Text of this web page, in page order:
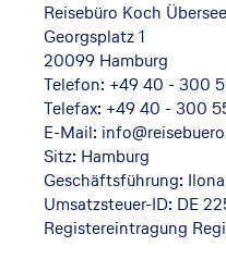
Reisebüro Koch
Georgsplatz 1
20099 Hamburg
Telefon: +49 40 - 300
Telefax: +49 40 - 300
E-Mail:
Sitz: Hamburg
Geschäftsführung:
Umsatzsteuer-ID: DE
Registereintragung